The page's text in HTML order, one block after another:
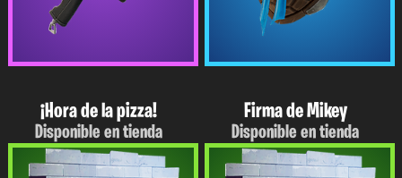
¡Hora de la pizza!
Disponible en tienda
Firma de Mikey
Disponible en tienda